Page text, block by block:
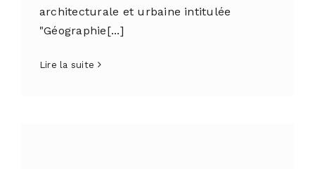
architecturale et urbaine intitulée
"Géographie[...]
Lire la suite